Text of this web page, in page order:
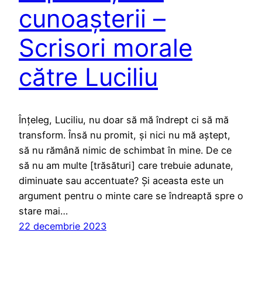
cunoașterii –
Scrisori morale
către Luciliu
Înțeleg, Luciliu, nu doar să mă îndrept ci să mă
transform. Însă nu promit, și nici nu mă aștept,
să nu rămână nimic de schimbat în mine. De ce
să nu am multe [trăsături] care trebuie adunate,
diminuate sau accentuate? Și aceasta este un
argument pentru o minte care se îndreaptă spre o
stare mai…
22 decembrie 2023